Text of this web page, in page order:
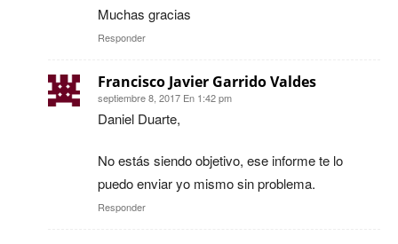
Muchas gracias
Responder
Francisco Javier Garrido Valdes
septiembre 8, 2017 En 1:42 pm
Daniel Duarte,
No estás siendo objetivo, ese informe te lo
puedo enviar yo mismo sin problema.
Responder